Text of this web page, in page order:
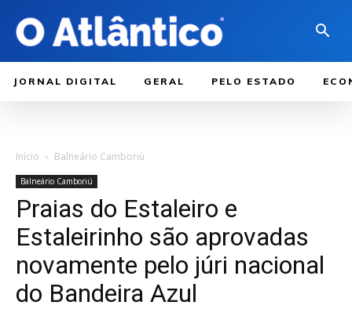
JORNAL DIGITAL GERAL PELO ESTADO
Início Balneário Camboriú
Balneário Camboriú
Praias do Estaleiro e
Estaleirinho são aprovadas
novamente pelo júri nacional
do Bandeira Azul